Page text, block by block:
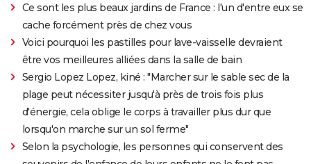
Ce sont les plus beaux jardins de France : l'un d'entre eux se
cache forcément près de chez vous
Voici pourquoi les pastilles pour lave-vaisselle devraient
être vos meilleures alliées dans la salle de bain
Sergio Lopez Lopez, kiné : "Marcher sur le sable sec de la
plage peut nécessiter jusqu'à près de trois fois plus
d'énergie, cela oblige le corps à travailler plus dur que
lorsqu'on marche sur un sol ferme"
Selon la psychologie, les personnes qui conservent des